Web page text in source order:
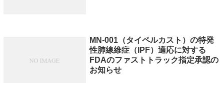
MN-001（タイペルカスト）の特発
性肺線維症（IPF）適応に対する
FDAのファストトラック指定承認の
お知らせ